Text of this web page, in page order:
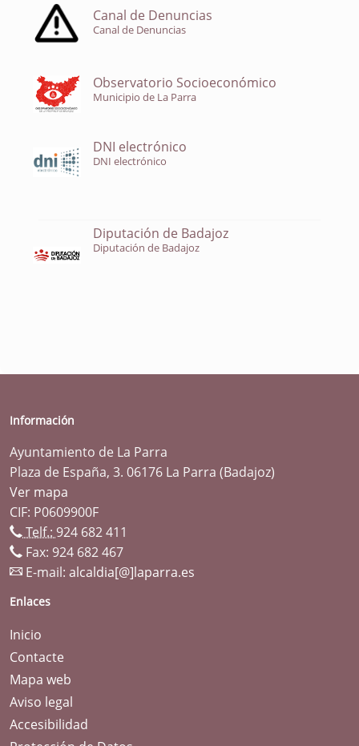
Canal de Denuncias
Canal de Denuncias
Observatorio Socioeconómico
Municipio de La Parra
DNI electrónico
DNI electrónico
Diputación de Badajoz
Diputación de Badajoz
Información
Ayuntamiento de La Parra
Plaza de España, 3. 06176 La Parra (Badajoz)
Ver mapa
CIF: P0609900F
Telf.: 924 682 411
Fax: 924 682 467
E-mail: alcaldia[@]laparra.es
Enlaces
Inicio
Contacte
Mapa web
Aviso legal
Accesibilidad